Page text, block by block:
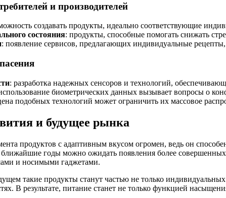
и производителей
создавать продукты, идеально соответствующие
состояния: продукты, способные помогать снижать
: появление сервисов, предлагающих индивидуальные
: разработка надежных сенсоров и технологий,
биометрических данных вызывает вопросы о
подобных технологий может ограничить их массовое
и будущее рынка
продуктов с адаптивным вкусом огромен, ведь он
годы можно ожидать появления более совершенных
и носимыми гаджетами.
такие продукты станут частью не только
В результате, питание станет не только функцией